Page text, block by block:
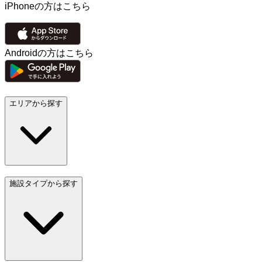
iPhoneの方はこちら
Androidの方はこちら
エリアから探す
施設タイプから探す